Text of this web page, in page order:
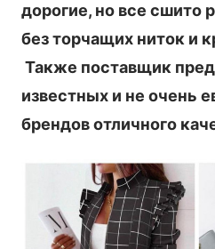
дорогие, но все сшито
без торчащих ниток и
Также поставщик
известных и не очень
брендов отличного